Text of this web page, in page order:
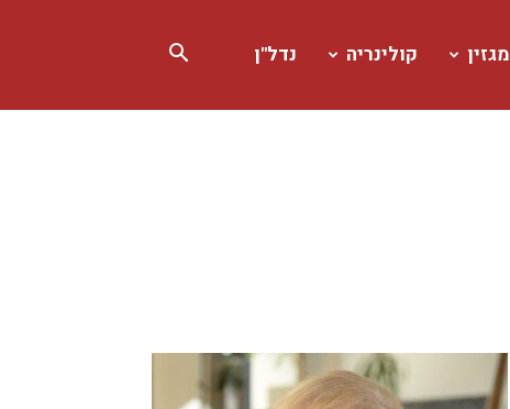
מגזין קולינריה נדל"ן